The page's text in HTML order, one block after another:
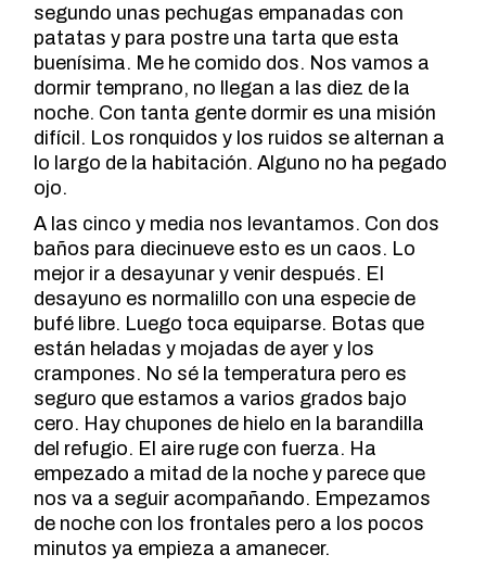
segundo unas pechugas empanadas con
patatas y para postre una tarta que esta
buenísima. Me he comido dos. Nos vamos a
dormir temprano, no llegan a las diez de la
noche. Con tanta gente dormir es una misión
difícil. Los ronquidos y los ruidos se alternan a
lo largo de la habitación. Alguno no ha pegado
ojo.
A las cinco y media nos levantamos. Con dos
baños para diecinueve esto es un caos. Lo
mejor ir a desayunar y venir después. El
desayuno es normalillo con una especie de
bufé libre. Luego toca equiparse. Botas que
están heladas y mojadas de ayer y los
crampones. No sé la temperatura pero es
seguro que estamos a varios grados bajo
cero. Hay chupones de hielo en la barandilla
del refugio. El aire ruge con fuerza. Ha
empezado a mitad de la noche y parece que
nos va a seguir acompañando. Empezamos
de noche con los frontales pero a los pocos
minutos ya empieza a amanecer.